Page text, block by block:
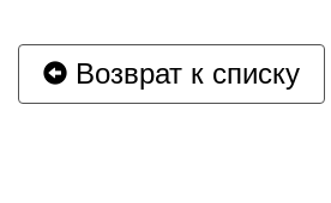
Возврат к списку